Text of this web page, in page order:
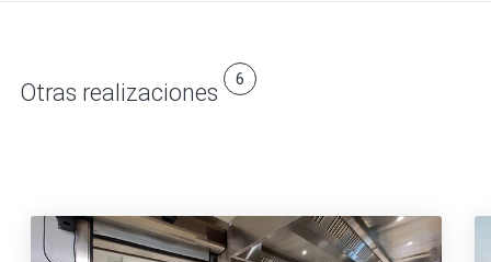
Otras realizaciones 6